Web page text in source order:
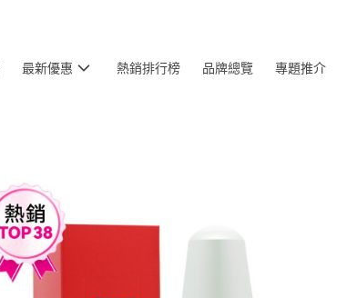
最新優惠 熱銷排行榜 品牌總覽 專題推介